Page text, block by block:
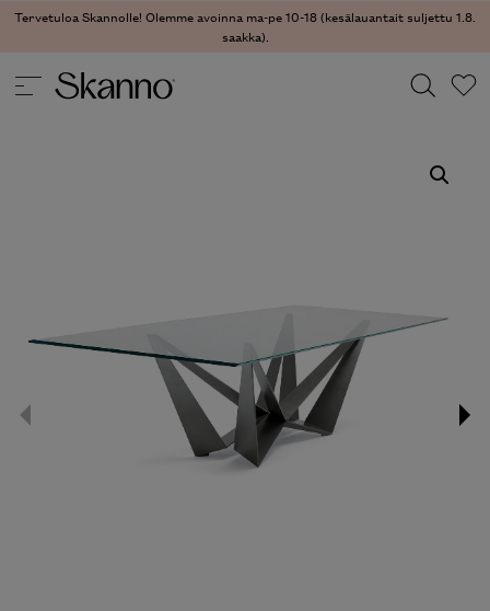
Tervetuloa Skannolle! Olemme avoinna ma-pe 10-18 (kesälauantait suljettu 1.8.
saakka).